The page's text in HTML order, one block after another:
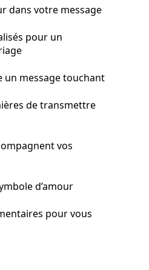
dans votre message
pour un
un message touchant
de transmettre
vos
d’amour
pour vous